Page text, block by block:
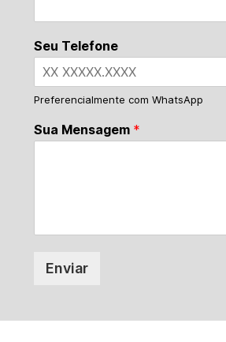
Seu Telefone
Preferencialmente com WhatsApp
Sua Mensagem *
Enviar